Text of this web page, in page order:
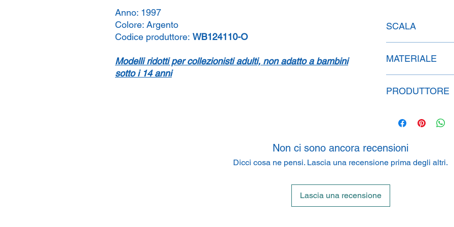
Anno: 1997
Colore: Argento
Codice produttore: WB124110-O
Modelli ridotti per collezionisti adulti, non adatto a bambini
sotto i 14 anni
SCALA
MATERIALE
PRODUTTORE
Am Haeckselplatz
Non ci sono ancora recensioni
Dicci cosa ne pensi. Lascia una recensione prima degli altri.
Lascia una recensione